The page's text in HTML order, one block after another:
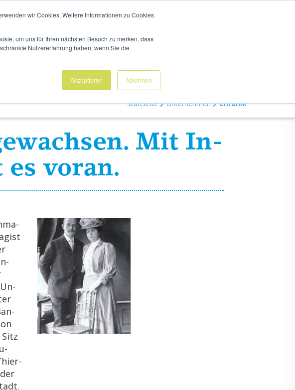
wir Cookies. Weitere Informationen zu Cookies
um uns für Ihren nächsten Besuch zu merken, dass
Nutzererfahrung haben, wenn Sie die
Akzeptieren Ablehnen
MAGAZIN UNTERNEHMEN
Analysezentrum
Startseite
Unternehmen Chronik
Mit In­
voran.
Un­